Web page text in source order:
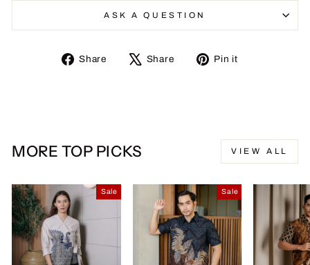
ASK A QUESTION
Share
Share
Share
Tweet Pin it
MORE TOP PICKS VIEW ALL
Sale Sale